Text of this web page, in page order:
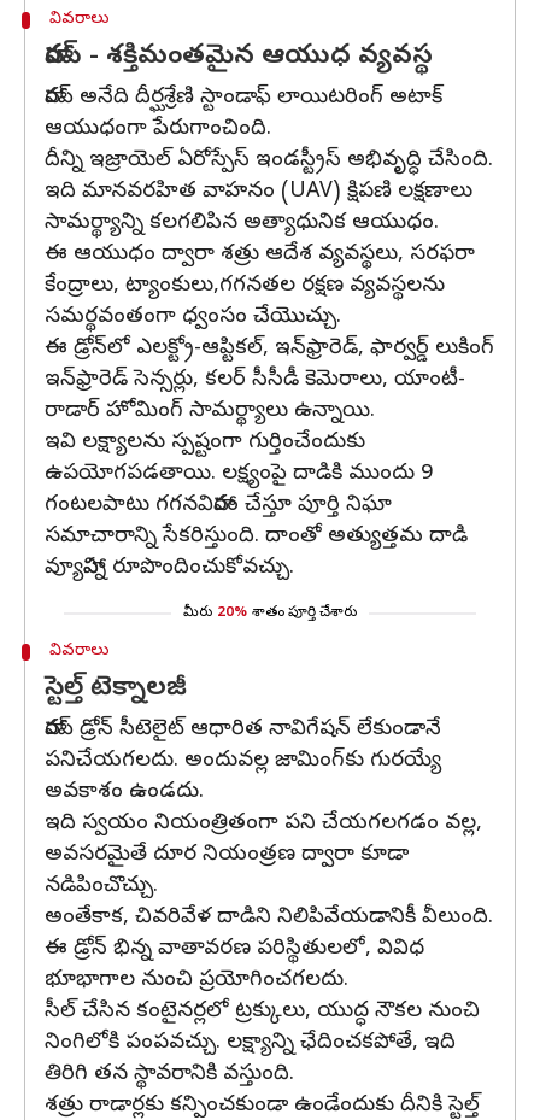
వివరాలు
హారప్‌ - శక్తిమంతమైన ఆయుధ వ్యవస్థ
హారప్‌ అనేది దీర్ఘశ్రేణి స్టాండాఫ్‌ లాయిటరింగ్‌ అటాక్‌
ఆయుధంగా పేరుగాంచింది.
దీన్ని ఇజ్రాయెల్‌ ఏరోస్పేస్‌ ఇండస్ట్రీస్‌ అభివృద్ధి చేసింది.
ఇది మానవరహిత వాహనం (UAV) క్షిపణి లక్షణాలు
సామర్థ్యాన్ని కలగలిపిన అత్యాధునిక ఆయుధం.
ఈ ఆయుధం ద్వారా శత్రు ఆదేశ వ్యవస్థలు, సరఫరా
కేంద్రాలు, ట్యాంకులు,గగనతల రక్షణ వ్యవస్థలను
సమర్థవంతంగా ధ్వంసం చేయొచ్చు.
ఈ డ్రోన్‌లో ఎలక్ట్రో-ఆప్టికల్, ఇన్‌ఫ్రారెడ్, ఫార్వర్డ్‌ లుకింగ్‌
ఇన్‌ఫ్రారెడ్‌ సెన్సర్లు, కలర్‌ సీసీడీ కెమెరాలు, యాంటీ-
రాడార్‌ హోమింగ్‌ సామర్థ్యాలు ఉన్నాయి.
ఇవి లక్ష్యాలను స్పష్టంగా గుర్తించేందుకు
ఉపయోగపడతాయి. లక్ష్యంపై దాడికి ముందు 9
గంటలపాటు గగనవిహారం చేస్తూ పూర్తి నిఘా
సమాచారాన్ని సేకరిస్తుంది. దాంతో అత్యుత్తమ దాడి
వ్యూహాన్ని రూపొందించుకోవచ్చు.
మీరు 20% శాతం పూర్తి చేశారు
వివరాలు
స్టెల్త్‌ టెక్నాలజీ
హారప్‌ డ్రోన్‌ సీటెలైట్‌ ఆధారిత నావిగేషన్‌ లేకుండానే
పనిచేయగలదు. అందువల్ల జామింగ్‌కు గురయ్యే
అవకాశం ఉండదు.
ఇది స్వయం నియంత్రితంగా పని చేయగలగడం వల్ల,
అవసరమైతే దూర నియంత్రణ ద్వారా కూడా
నడిపించొచ్చు.
అంతేకాక, చివరివేళ దాడిని నిలిపివేయడానికీ వీలుంది.
ఈ డ్రోన్‌ భిన్న వాతావరణ పరిస్థితులలో, వివిధ
భూభాగాల నుంచి ప్రయోగించగలదు.
సీల్‌ చేసిన కంటైనర్లలో ట్రక్కులు, యుద్ధ నౌకల నుంచి
నింగిలోకి పంపవచ్చు. లక్ష్యాన్ని ఛేదించకపోతే, ఇది
తిరిగి తన స్థావరానికి వస్తుంది.
శత్రు రాడార్లకు కన్పించకుండా ఉండేందుకు దీనికి స్టెల్త్‌